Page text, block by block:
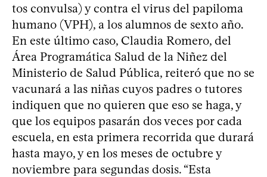
tos convulsa) y contra el virus del papiloma
humano (VPH), a los alumnos de sexto año.
En este último caso, Claudia Romero, del
Área Programática Salud de la Niñez del
Ministerio de Salud Pública, reiteró que no se
vacunará a las niñas cuyos padres o tutores
indiquen que no quieren que eso se haga, y
que los equipos pasarán dos veces por cada
escuela, en esta primera recorrida que durará
hasta mayo, y en los meses de octubre y
noviembre para segundas dosis. “Esta